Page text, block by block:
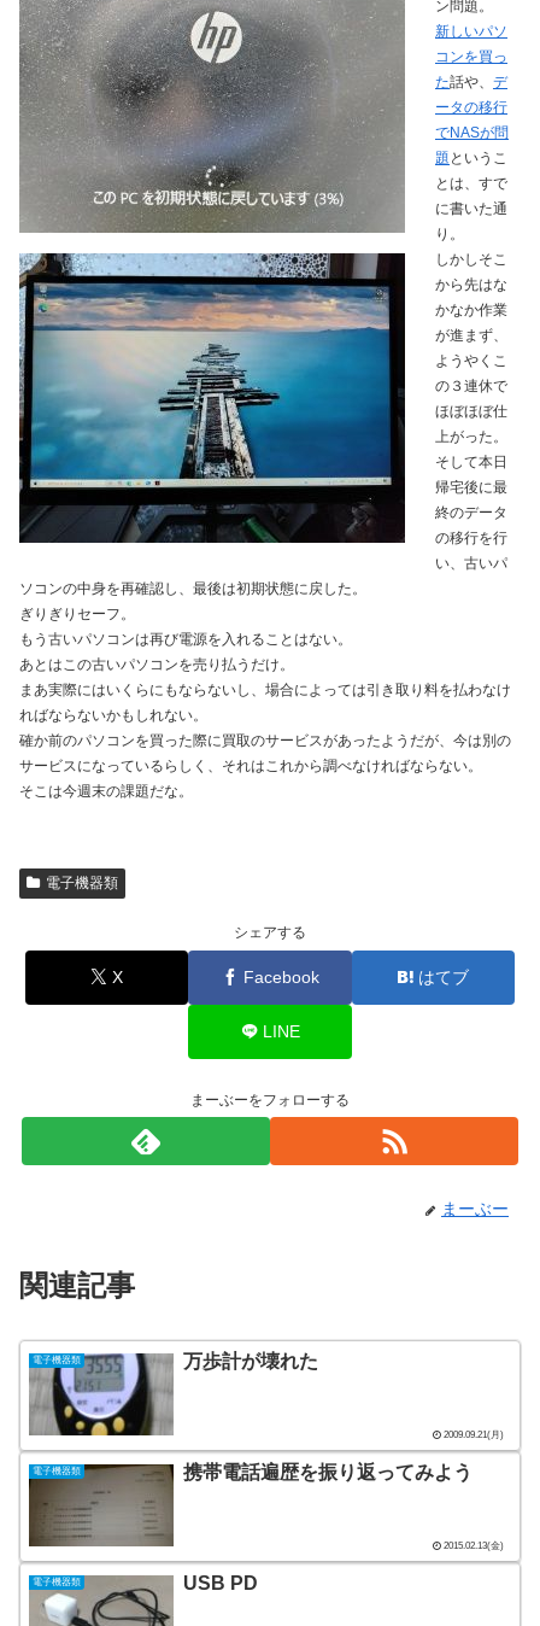
ン問題。
新しいパソ
コンを買っ
た話や、 デ
ータの移行
でNASが問
題 というこ
とは、すで
に書いた通
り。
しかしそこ
から先はな
かなか作業
が進まず、
ようやくこ
の３連休で
ほぼほぼ仕
上がった。
そして本日
帰宅後に最
終のデータ
の移行を行
い、古いパ
ソコンの中身を再確認し、最後は初期状態に戻した。
ぎりぎりセーフ。
もう古いパソコンは再び電源を入れることはない。
あとはこの古いパソコンを売り払うだけ。
まあ実際にはいくらにもならないし、場合によっては引き取り料を払わなけ
ればならないかもしれない。
確か前のパソコンを買った際に買取のサービスがあったようだが、今は別の
サービスになっているらしく、それはこれから調べなければならない。
そこは今週末の課題だな。
電子機器類
シェアする
X Facebook はてブ
LINE
まーぶーをフォローする
まーぶー
関連記事
電子機器類 万歩計が壊れた
2009.09.21(月)
電子機器類 携帯電話遍歴を振り返ってみよう
2015.02.13(金)
電子機器類 USB PD